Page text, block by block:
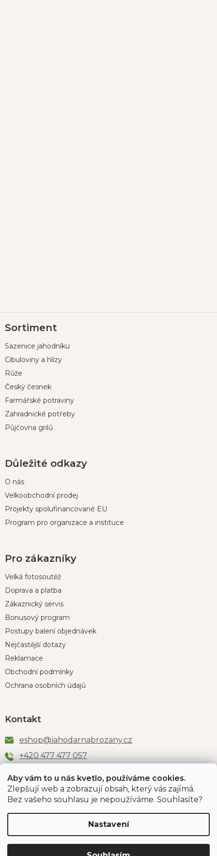
Aby vám to u nás kvetlo, používáme cookies.
Zlepšují web a zobrazují obsah, který vás zajímá.
Bez vašeho souhlasu je nepoužíváme. Souhlasíte?
Nastavení
á
a
Sortiment
Sazenice jahodníku
Cibuloviny a hlízy
Růže
Český česnek
Farmářské potraviny
Zahradnické potřeby
Půjčovna grilů
Důležité odkazy
O nás
Velkoobchodní prodej
Projekty spolufinancované EU
Program pro organizace a instituce
Pro zákazníky
Velká fotosoutěž
Doprava a platba
Zákaznický servis
Bonusový program
Postupy balení objednávek
Nejčastější dotazy
Reklamace
Obchodní podmínky
Ochrana osobních údajů
Kontakt
eshop@jahodarnabrozany.cz
+420 477 477 057
Odběr newsletteru